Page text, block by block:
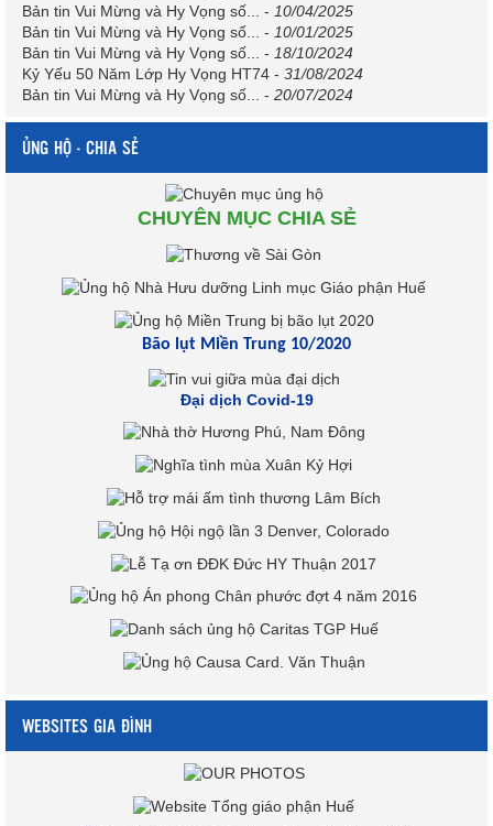
Bản tin Vui Mừng và Hy Vọng số...
- 10/04/2025
Bản tin Vui Mừng và Hy Vọng số...
- 10/01/2025
Bản tin Vui Mừng và Hy Vọng số...
- 18/10/2024
Kỷ Yếu 50 Năm Lớp Hy Vọng HT74 - 31/08/2024
Bản tin Vui Mừng và Hy Vọng số...
- 20/07/2024
ỦNG HỘ - CHIA SẺ
CHUYÊN MỤC CHIA SẺ
Bão lụt Miền Trung 10/2020
Đại dịch Covid-19
WEBSITES GIA ĐÌNH